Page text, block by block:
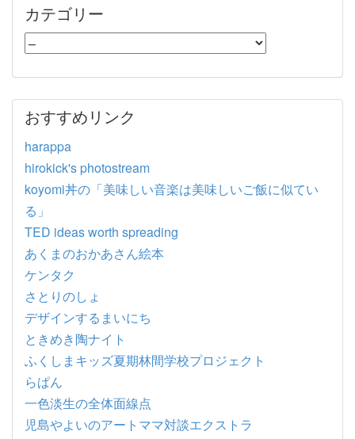
カテゴリー
おすすめリンク
harappa
hirokick's photostream
koyomi丼の「美味しい音楽は美味しいご飯に似てい
る」
TED ideas worth spreading
あくまのおかあさん絵本
ケンタク
さとりのしょ
デザインするまいにち
ときめき陶ナイト
ふくしまキッズ夏期林間学校プロジェクト
らぱん
一色淡生の全体面線点
児島やよいのアートママ対談エクストラ